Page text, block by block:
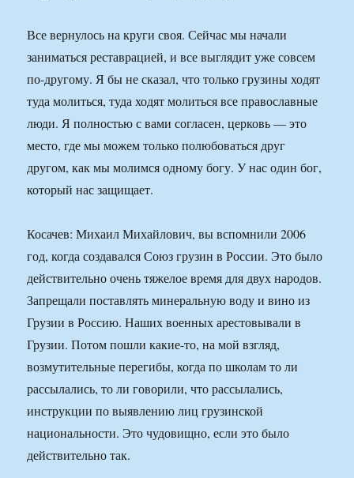
Все вернулось на круги своя. Сейчас мы начали
заниматься реставрацией, и все выглядит уже совсем
по-другому. Я бы не сказал, что только грузины ходят
туда молиться, туда ходят молиться все православные
люди. Я полностью с вами согласен, церковь — это
место, где мы можем только полюбоваться друг
другом, как мы молимся одному богу. У нас один бог,
который нас защищает.
Косачев: Михаил Михайлович, вы вспомнили 2006
год, когда создавался Союз грузин в России. Это было
действительно очень тяжелое время для двух народов.
Запрещали поставлять минеральную воду и вино из
Грузии в Россию. Наших военных арестовывали в
Грузии. Потом пошли какие-то, на мой взгляд,
возмутительные перегибы, когда по школам то ли
рассылались, то ли говорили, что рассылались,
инструкции по выявлению лиц грузинской
национальности. Это чудовищно, если это было
действительно так.